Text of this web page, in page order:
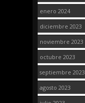
enero 2024
diciembre 2023
noviembre 2023
octubre 2023
septiembre 2023
agosto 2023